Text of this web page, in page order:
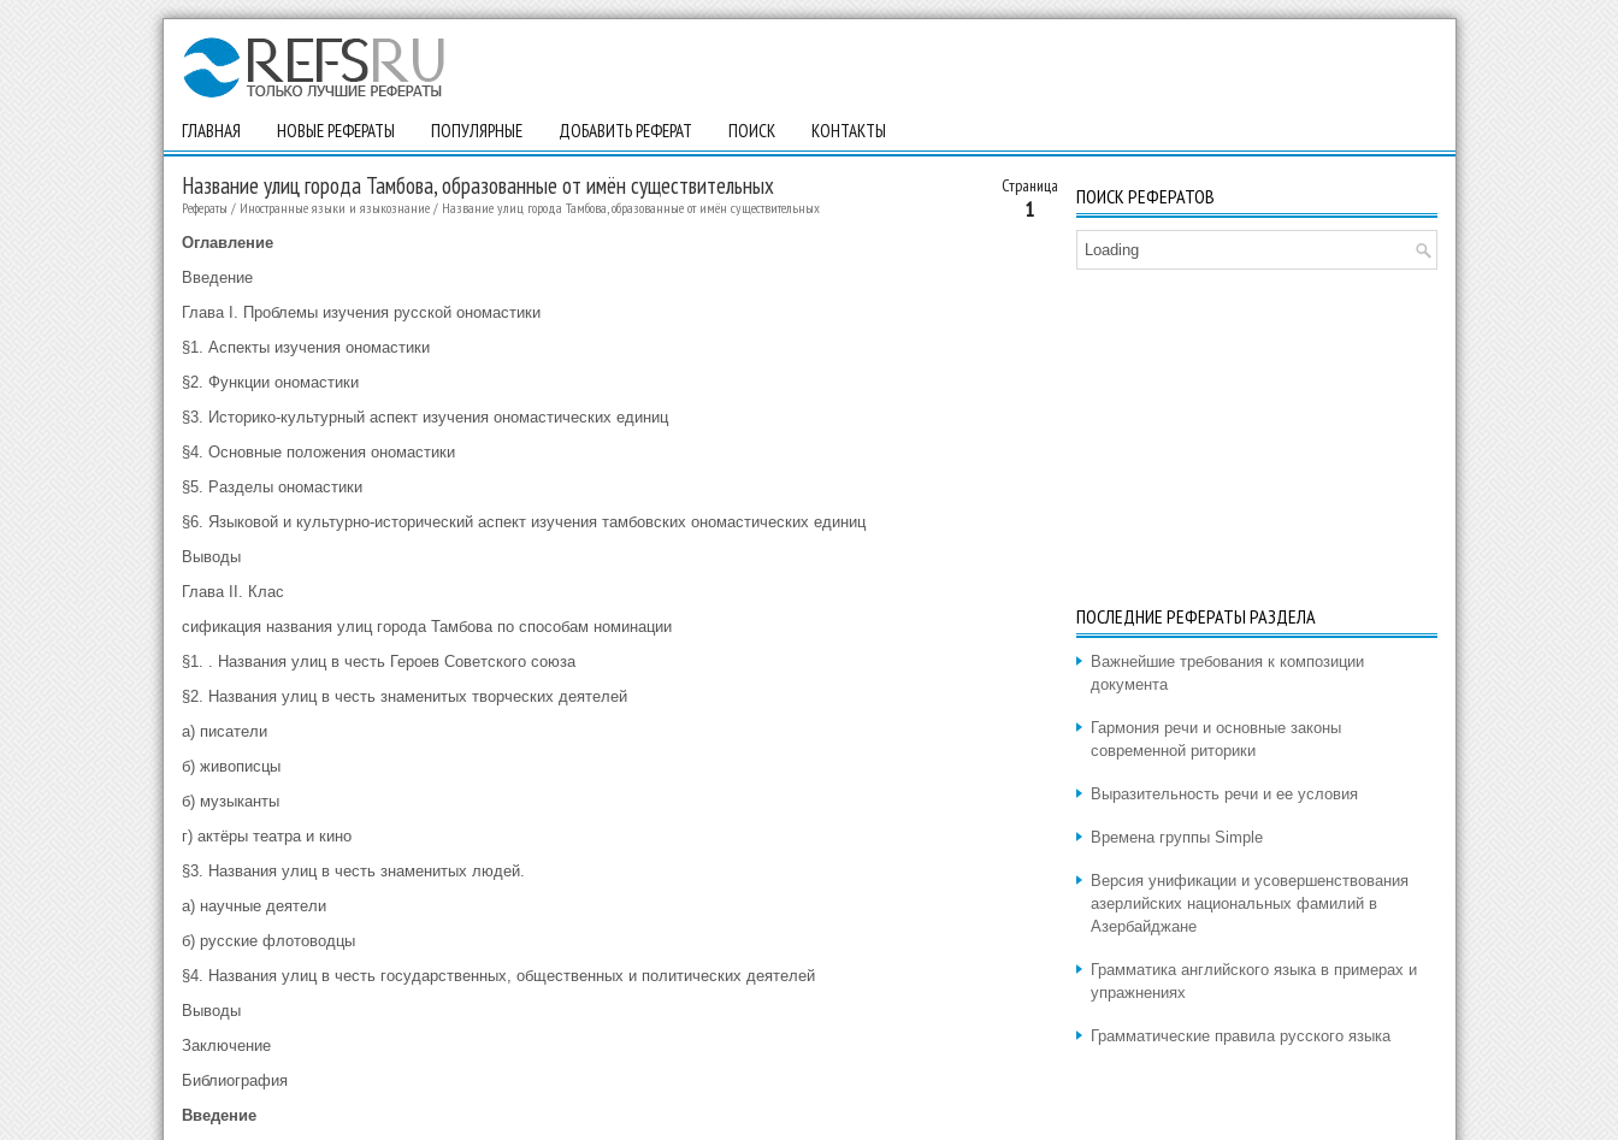
ГЛАВНАЯ НОВЫЕ РЕФЕРАТЫ ПОПУЛЯРНЫЕ ДОБАВИТЬ РЕФЕРАТ ПОИСК КОНТАКТЫ
Страница
1
Название улиц города Тамбова, образованные от имён существительных
Рефераты / Иностранные языки и языкознание/ Название улиц города Тамбова, образованные от имён существительных
Оглавление
Введение
Глава І. Проблемы изучения русской ономастики
§1. Аспекты изучения ономастики
§2. Функции ономастики
§3. Историко-культурный аспект изучения ономастических единиц
§4. Основные положения ономастики
§5. Разделы ономастики
§6. Языковой и культурно-исторический аспект изучения тамбовских ономастических единиц
Выводы
Глава ІІ. Клас
сификация названия улиц города Тамбова по способам номинации
§1. . Названия улиц в честь Героев Советского союза
§2. Названия улиц в честь знаменитых творческих деятелей
а) писатели
б) живописцы
б) музыканты
г) актёры театра и кино
§3. Названия улиц в честь знаменитых людей.
а) научные деятели
б) русские флотоводцы
§4. Названия улиц в честь государственных, общественных и политических деятелей
Выводы
Заключение
Библиография
Введение
ПОИСК РЕФЕРАТОВ
Loading
ПОСЛЕДНИЕ РЕФЕРАТЫ РАЗДЕЛА
Важнейшие требования к композиции
документа
Гармония речи и основные законы
современной риторики
Выразительность речи и ее условия
Времена группы Simple
Версия унификации и усовершенствования
азерлийских национальных фамилий в
Азербайджане
Грамматика английского языка в примерах и
упражнениях
Грамматические правила русского языка